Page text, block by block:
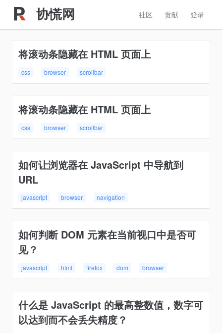
协慌网 登录
贡献
社区
将滚动条隐藏在 HTML 页面上
css browser scrollbar
将滚动条隐藏在 HTML 页面上
css browser scrollbar
如何让浏览器在 JavaScript 中导航到
URL
javascript browser navigation
如何判断 DOM 元素在当前视口中是否可
见？
javascript html firefox dom browser
什么是 JavaScript 的最高整数值，数字可
以达到而不会丢失精度？